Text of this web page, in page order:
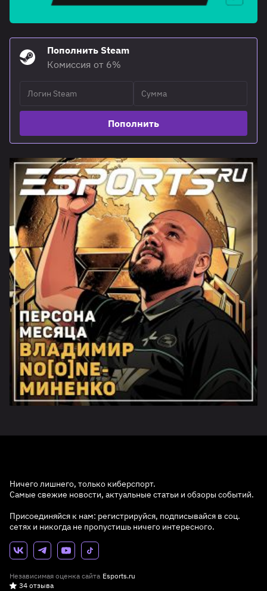
Пополнить Steam
Комиссия от 6%
Пополнить
Ничего лишнего, только киберспорт.
Самые свежие новости, актуальные статьи и обзоры событий.
Присоединяйся к нам: регистрируйся, подписывайся в соц.
сетях и никогда не пропустишь ничего интересного.
Независимая оценка сайта Esports.ru
34 отзыва